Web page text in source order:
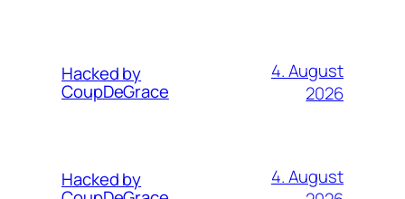
Hacked by
CoupDeGrace
4. August
2026
Hacked by
4. August